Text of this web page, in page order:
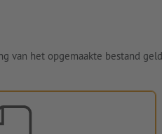
van het opgemaakte bestand